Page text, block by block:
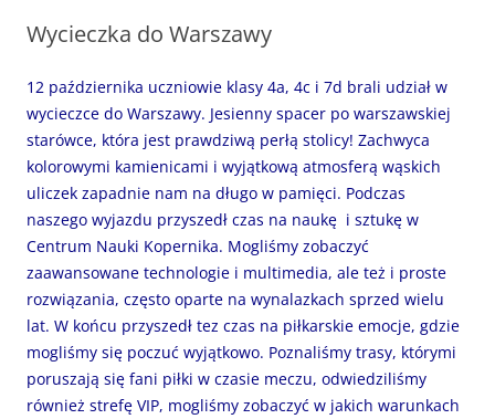
Wycieczka do Warszawy
12 października uczniowie klasy 4a, 4c i 7d brali udział w
wycieczce do Warszawy. Jesienny spacer po warszawskiej
starówce, która jest prawdziwą perłą stolicy! Zachwyca
kolorowymi kamienicami i wyjątkową atmosferą wąskich
uliczek zapadnie nam na długo w pamięci. Podczas
naszego wyjazdu przyszedł czas na naukę i sztukę w
Centrum Nauki Kopernika. Mogliśmy zobaczyć
zaawansowane technologie i multimedia, ale też i proste
rozwiązania, często oparte na wynalazkach sprzed wielu
lat. W końcu przyszedł tez czas na piłkarskie emocje, gdzie
mogliśmy się poczuć wyjątkowo. Poznaliśmy trasy, którymi
poruszają się fani piłki w czasie meczu, odwiedziliśmy
również strefę VIP, mogliśmy zobaczyć w jakich warunkach